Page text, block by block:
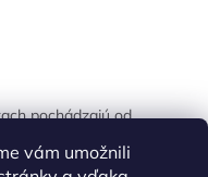
vám umožnili
pochádzajú od
údajov z